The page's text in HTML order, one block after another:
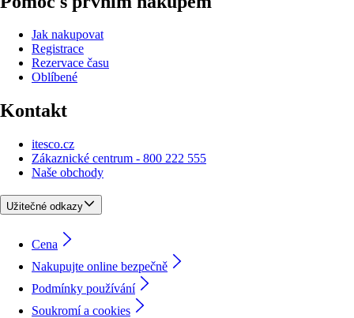
Jak nakupovat
Registrace
Rezervace času
Oblíbené
Kontakt
itesco.cz
Zákaznické centrum - 800 222 555
Naše obchody
Užitečné odkazy
Cena
Nakupujte online bezpečně
Podmínky používání
Soukromí a cookies